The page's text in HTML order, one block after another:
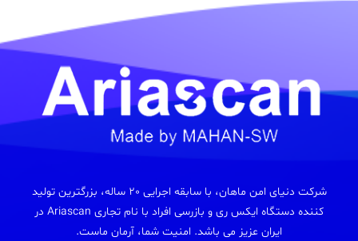
شرکت دنیای امن ماهان، با سابقه اجرایی 20 ساله، بزرگترین تولید
کننده دستگاه ایکس ری و بازرسی افراد با نام تجاری Ariascan در
ایران عزیز می باشد. امنیت شما، آرمان ماست.